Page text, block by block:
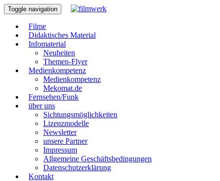
Toggle navigation
Filme
Didaktisches Material
Infomaterial
Neuheiten
Themen-Flyer
Medienkompetenz
Medienkompetenz
Mekomat.de
Fernsehen/Funk
über uns
Sichtungsmöglichkeiten
Lizenzmodelle
Newsletter
unsere Partner
Impressum
Allgemeine Geschäftsbedingungen
Datenschutzerklärung
Kontakt